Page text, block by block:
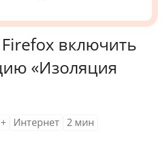
включить
«Изоляция
+ Интернет 2 мин